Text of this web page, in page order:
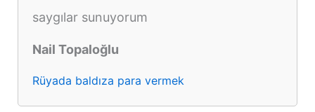
saygılar sunuyorum
Nail Topaloğlu
Rüyada baldıza para vermek